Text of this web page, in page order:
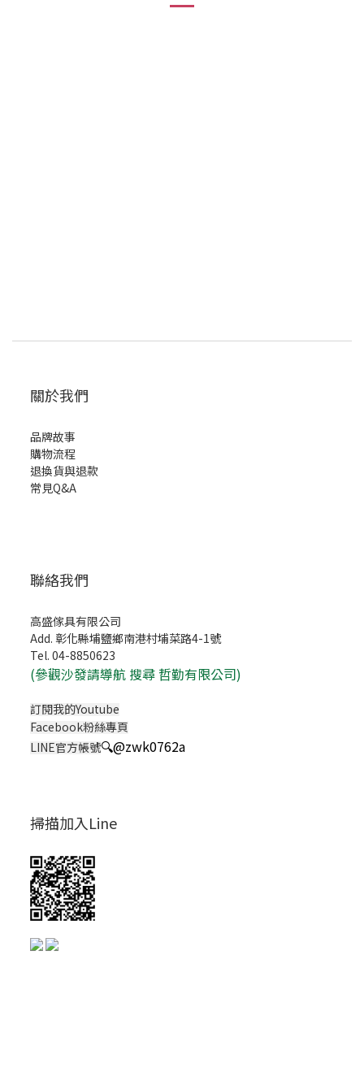
關於我們
品牌故事
購物流程
退換貨與退款
常見Q&A
聯絡我們
高盛傢具有限公司
Add. 彰化縣埔鹽鄉南港村埔菜路4-1號
Tel. 04-8850623
(參觀沙發請導航 搜尋 哲勤有限公司)
訂閱我的Youtube
Facebook粉絲專頁
LINE官方帳號🔍@zwk0762a
掃描加入Line